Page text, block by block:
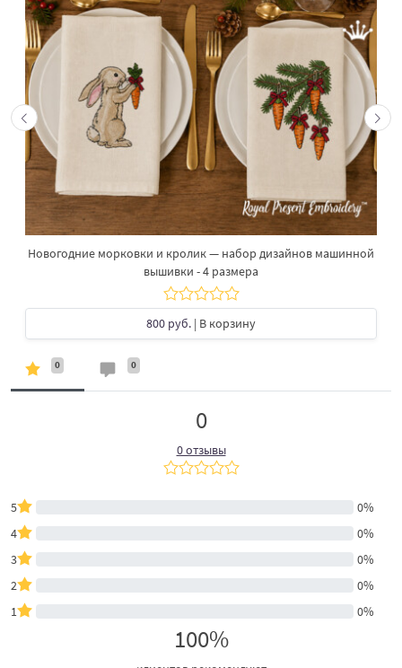
Новогодние морковки и кролик — набор дизайнов машинной
вышивки - 4 размера
800 руб. | В корзину
0 0
0
0 отзывы
5
0%
4
0%
3
0%
2
0%
1
0%
100%